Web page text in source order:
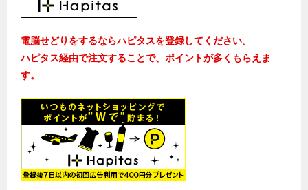
電脳せどりをするならハピタスを登録してください。
ハピタス経由で注文することで、ポイントが多くもらえま
す。